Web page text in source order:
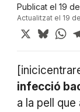
Publicat el 19
Actualitzat el 19
X
infecció
a la pell